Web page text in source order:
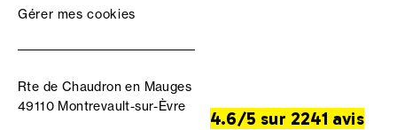
Gérer mes cookies
Rte de Chaudron en Mauges
49110 Montrevault-sur-Èvre
4.6/5 sur 2241 avis